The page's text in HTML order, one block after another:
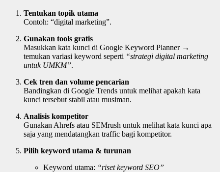
Tentukan topik utama
Contoh: “digital marketing”.
Gunakan tools gratis
Masukkan kata kunci di Google Keyword Planner →
temukan variasi keyword seperti “strategi digital marketing
untuk UMKM”.
Cek tren dan volume pencarian
Bandingkan di Google Trends untuk melihat apakah kata
kunci tersebut stabil atau musiman.
Analisis kompetitor
Gunakan Ahrefs atau SEMrush untuk melihat kata kunci apa
saja yang mendatangkan traffic bagi kompetitor.
Pilih keyword utama & turunan
Keyword utama: “riset keyword SEO”